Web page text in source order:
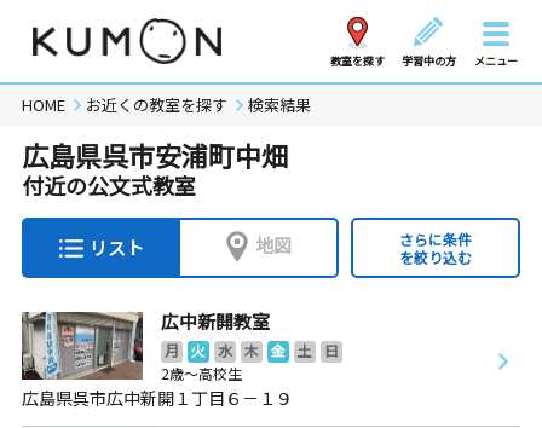
教室を探す 学習中の方 メニュー
HOME お近くの教室を探す 検索結果
広島県呉市安浦町中畑
付近の公文式教室
リスト 地図
さらに条件
を絞り込む
広中新開教室
月 火 水 木 金 土
日
2歳～高校生
広島県呉市広中新開１丁目６－１９